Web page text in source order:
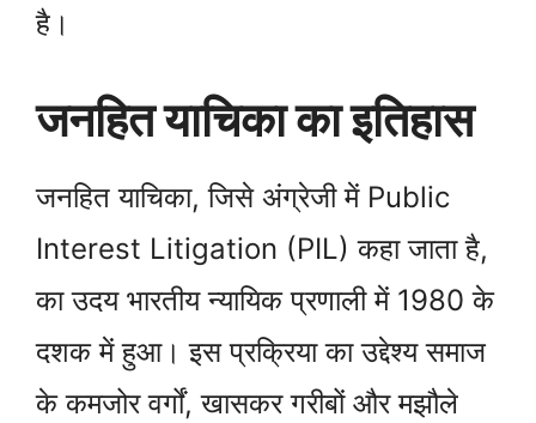
है।
जनहित याचिका का इतिहास
जनहित याचिका, जिसे अंग्रेजी में Public
Interest Litigation (PIL) कहा जाता है,
का उदय भारतीय न्यायिक प्रणाली में 1980 के
दशक में हुआ। इस प्रक्रिया का उद्देश्य समाज
के कमजोर वर्गों, खासकर गरीबों और मझौले